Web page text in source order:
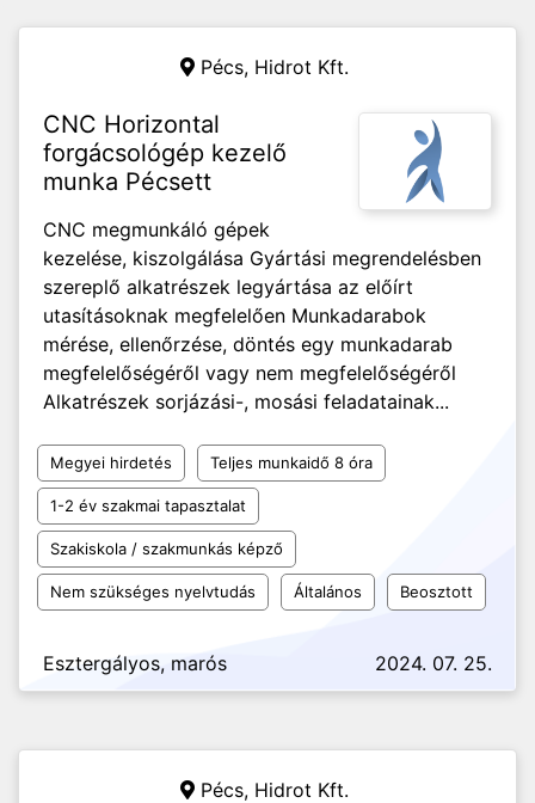
Pécs, Hidrot Kft.
CNC Horizontal
forgácsológép kezelő
munka Pécsett
CNC megmunkáló gépek
kezelése, kiszolgálása Gyártási megrendelésben
szereplő alkatrészek legyártása az előírt
utasításoknak megfelelően Munkadarabok
mérése, ellenőrzése, döntés egy munkadarab
megfelelőségéről vagy nem megfelelőségéről
Alkatrészek sorjázási-, mosási feladatainak...
Megyei hirdetés Teljes munkaidő 8 óra
1-2 év szakmai tapasztalat
Szakiskola / szakmunkás képző
Nem szükséges nyelvtudás Általános Beosztott
Esztergályos, marós 2024. 07. 25.
Pécs, Hidrot Kft.